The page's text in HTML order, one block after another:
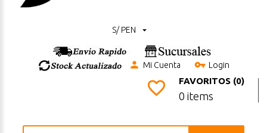
S/ PEN
Mi Cuenta Login
FAVORITOS (0)
0 items